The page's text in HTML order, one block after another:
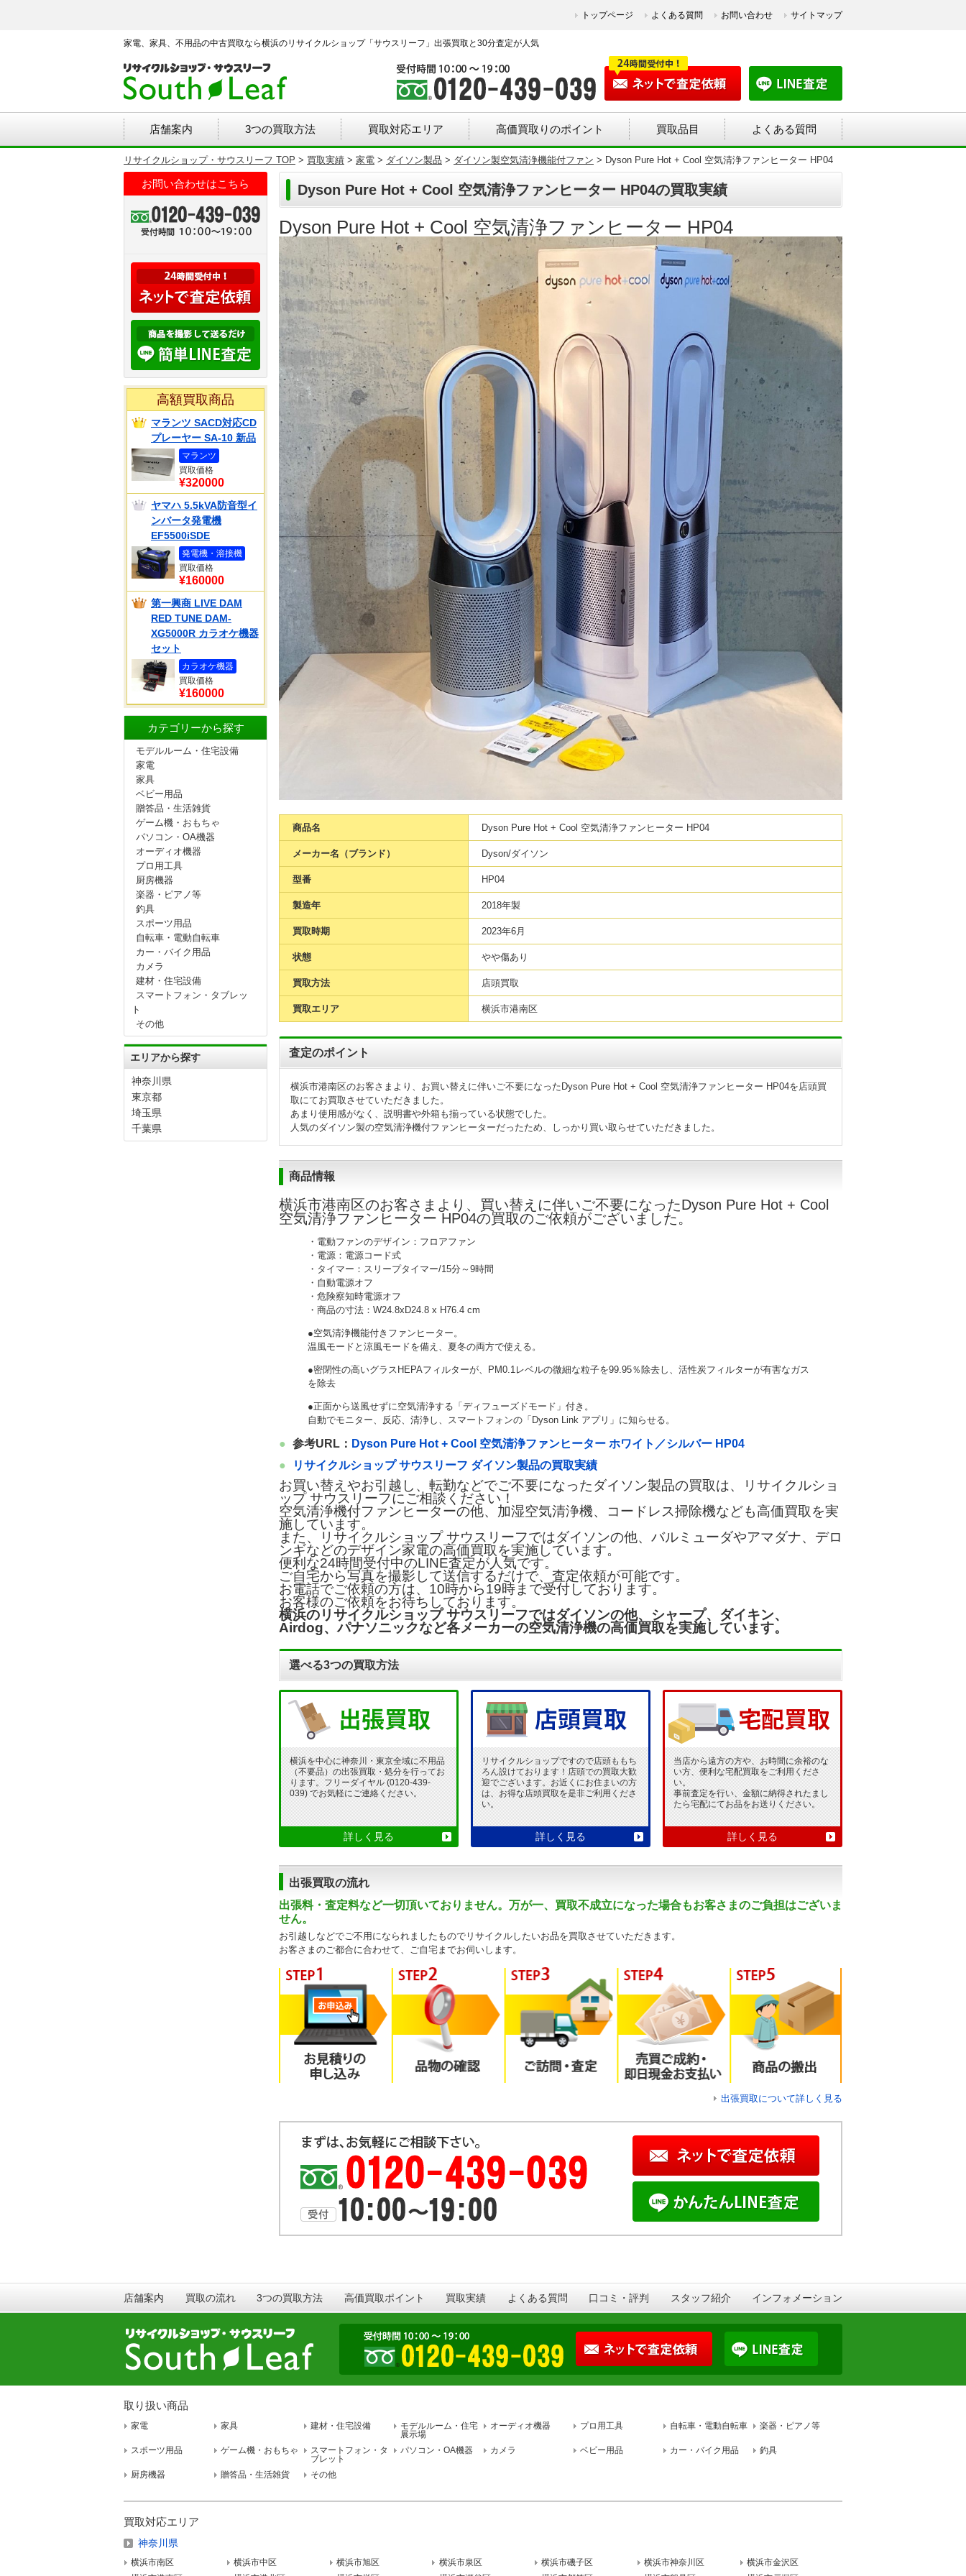
トップページ よくある質問 お問い合わせ サイトマップ
家電、家具、不用品の中古買取なら横浜のリサイクルショップ「サウスリーフ」出張買取と30分査定が人気
店舗案内 3つの買取方法 買取対応エリア 高価買取りのポイント 買取品目 よくある質問
リサイクルショップ・サウスリーフ TOP > 買取実績 > 家電 > ダイソン製品 > ダイソン製空気清浄機能付ファン > Dyson Pure Hot + Cool 空気清浄ファンヒーター HP04
Dyson Pure Hot + Cool 空気清浄ファンヒーター HP04の買取実績
Dyson Pure Hot + Cool 空気清浄ファンヒーター HP04
商品名 Dyson Pure Hot + Cool 空気清浄ファンヒーター HP04
メーカー名（ブランド） Dyson/ダイソン
型番 HP04
製造年 2018年製
買取時期 2023年6月
状態 やや傷あり
買取方法 店頭買取
買取エリア 横浜市港南区
査定のポイント
横浜市港南区のお客さまより、お買い替えに伴いご不要になったDyson Pure Hot + Cool 空気清浄ファンヒーター HP04を店頭買
取にてお買取させていただきました。
あまり使用感がなく、説明書や外箱も揃っている状態でした。
人気のダイソン製の空気清浄機付ファンヒーターだったため、しっかり買い取らせていただきました。
商品情報
横浜市港南区のお客さまより、買い替えに伴いご不要になったDyson Pure Hot + Cool
空気清浄ファンヒーター HP04の買取のご依頼がございました。
・電動ファンのデザイン：フロアファン
・電源：電源コード式
・タイマー：スリープタイマー/15分～9時間
・自動電源オフ
・危険察知時電源オフ
・商品の寸法：W24.8xD24.8 x H76.4 cm
●空気清浄機能付きファンヒーター。
温風モードと涼風モードを備え、夏冬の両方で使える。
●密閉性の高いグラスHEPAフィルターが、PM0.1レベルの微細な粒子を99.95％除去し、活性炭フィルターが有害なガス
を除去
●正面から送風せずに空気清浄する「ディフューズドモード」付き。
自動でモニター、反応、清浄し、スマートフォンの「Dyson Link アプリ」に知らせる。
参考URL： Dyson Pure Hot + Cool 空気清浄ファンヒーター ホワイト／シルバー HP04
リサイクルショップ サウスリーフ ダイソン製品の買取実績
お買い替えやお引越し、転勤などでご不要になったダイソン製品の買取は、リサイクルショ
ップ サウスリーフにご相談ください！
空気清浄機付ファンヒーターの他、加湿空気清浄機、コードレス掃除機なども高価買取を実
施しています。
また、リサイクルショップ サウスリーフではダイソンの他、バルミューダやアマダナ、デロ
ンギなどのデザイン家電の高価買取を実施しています。
便利な24時間受付中のLINE査定が人気です。
ご自宅から写真を撮影して送信するだけで、査定依頼が可能です。
お電話でご依頼の方は、10時から19時まで受付しております。
お客様のご依頼をお待ちしております。
横浜のリサイクルショップ サウスリーフではダイソンの他、シャープ、ダイキン、
Airdog、パナソニックなど各メーカーの空気清浄機の高価買取を実施しています。
選べる3つの買取方法
横浜を中心に神奈川・東京全域に不用品
（不要品）の出張買取・処分を行ってお
ります。フリーダイヤル (0120-439-
039) でお気軽にご連絡ください。
詳しく見る
リサイクルショップですので店頭ももち
ろん設けております！店頭での買取大歓
迎でございます。お近くにお住まいの方
は、お得な店頭買取を是非ご利用くださ
い。
詳しく見る
当店から遠方の方や、お時間に余裕のな
い方、便利な宅配買取をご利用くださ
い。
事前査定を行い、金額に納得されたまし
たら宅配にてお品をお送りください。
詳しく見る
出張買取の流れ
出張料・査定料など一切頂いておりません。万が一、買取不成立になった場合もお客さまのご負担はございま
せん。
お引越しなどでご不用になられましたものでリサイクルしたいお品を買取させていただきます。
お客さまのご都合に合わせて、ご自宅までお伺いします。
出張買取について詳しく見る
お問い合わせはこちら
高額買取商品
マランツ SACD対応CD
プレーヤー SA-10 新品
マランツ
買取価格
¥320000
ヤマハ 5.5kVA防音型イ
ンバータ発電機
EF5500iSDE
発電機・溶接機
買取価格
¥160000
第一興商 LIVE DAM
RED TUNE DAM-
XG5000R カラオケ機器
セット
カラオケ機器
買取価格
¥160000
カテゴリーから探す
モデルルーム・住宅設備
家電
家具
ベビー用品
贈答品・生活雑貨
ゲーム機・おもちゃ
パソコン・OA機器
オーディオ機器
プロ用工具
厨房機器
楽器・ピアノ等
釣具
スポーツ用品
自転車・電動自転車
カー・バイク用品
カメラ
建材・住宅設備
スマートフォン・タブレッ
ト
その他
エリアから探す
神奈川県
東京都
埼玉県
千葉県
店舗案内 買取の流れ 3つの買取方法 高価買取ポイント 買取実績 よくある質問 口コミ・評判 スタッフ紹介 インフォメーション
取り扱い商品
家電 家具 建材・住宅設備
モデルルーム・住宅
展示場
オーディオ機器 プロ用工具 自転車・電動自転車 楽器・ピアノ等
スポーツ用品 ゲーム機・おもちゃ
スマートフォン・タ
ブレット
パソコン・OA機器 カメラ ベビー用品 カー・バイク用品 釣具
厨房機器 贈答品・生活雑貨 その他
買取対応エリア
神奈川県
横浜市南区 横浜市中区 横浜市旭区 横浜市泉区 横浜市磯子区 横浜市神奈川区
横浜市金沢区